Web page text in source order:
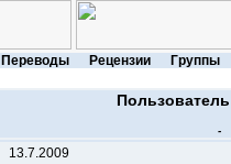
Рецензии Группы
-
13.7.2009